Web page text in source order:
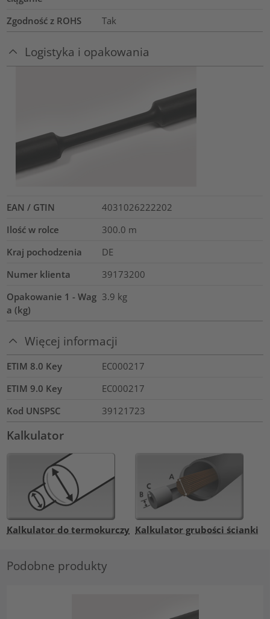
Zgodność z ROHS
Tak
Logistyka i opakowania
EAN / GTIN
4031026222202
Ilość w rolce
300.0 m
Kraj pochodzenia
DE
Numer klienta
39173200
Opakowanie 1 - Wag
a (kg)
3.9 kg
Więcej informacji
ETIM 8.0 Key
EC000217
ETIM 9.0 Key
EC000217
Kod UNSPSC
39121723
Kalkulator
Kalkulator do termokurczy Kalkulator grubości ścianki
Podobne produkty